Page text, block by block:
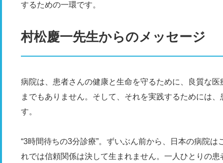
するための一環です。
村松慶一先生からのメッセージ
病院は、患者さんの健康と生命を守るために、良質な
までもありません。そして、それを実践するためには
す。
“3時間待ちの3分診療”。ずいぶん前から、日本の病院
れでは信頼関係は決して生まれません。一人ひとりの